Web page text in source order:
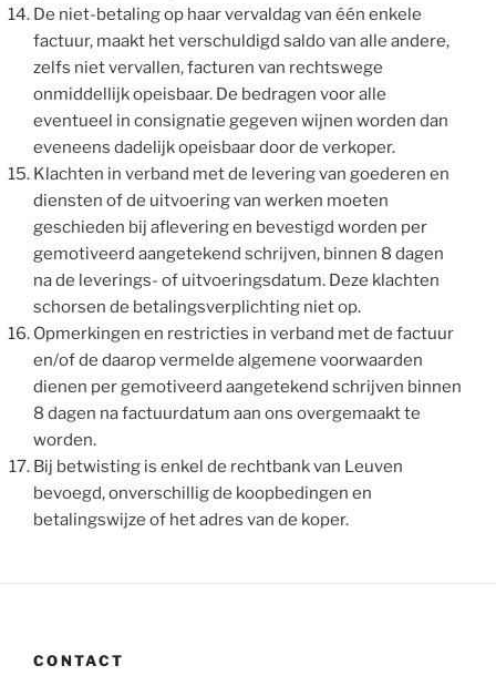
De niet-betaling op haar vervaldag van één enkele
factuur, maakt het verschuldigd saldo van alle andere,
zelfs niet vervallen, facturen van rechtswege
onmiddellijk opeisbaar. De bedragen voor alle
eventueel in consignatie gegeven wijnen worden dan
eveneens dadelijk opeisbaar door de verkoper.
Klachten in verband met de levering van goederen en
diensten of de uitvoering van werken moeten
geschieden bij aflevering en bevestigd worden per
gemotiveerd aangetekend schrijven, binnen 8 dagen
na de leverings- of uitvoeringsdatum. Deze klachten
schorsen de betalingsverplichting niet op.
Opmerkingen en restricties in verband met de factuur
en/of de daarop vermelde algemene voorwaarden
dienen per gemotiveerd aangetekend schrijven binnen
8 dagen na factuurdatum aan ons overgemaakt te
worden.
Bij betwisting is enkel de rechtbank van Leuven
bevoegd, onverschillig de koopbedingen en
betalingswijze of het adres van de koper.
CONTACT